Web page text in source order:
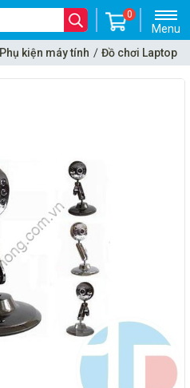
Menu
0
Phụ kiện máy tính Đồ chơi Laptop